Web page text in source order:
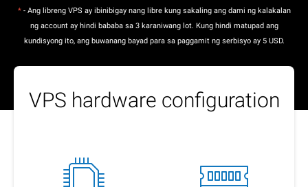
*- Ang libreng VPS ay ibinibigay nang libre kung sakaling ang dami ng kalakalan
ng account ay hindi bababa sa 3 karaniwang lot. Kung hindi matupad ang
kundisyong ito, ang buwanang bayad para sa paggamit ng serbisyo ay 5 USD.
VPS hardware configuration